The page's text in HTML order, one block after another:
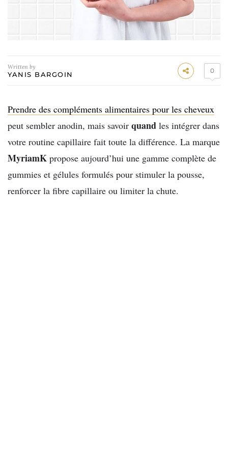
Written by
YANIS BARGOIN 0
Prendre des compléments alimentaires pour les cheveux
peut sembler anodin, mais savoir quand les intégrer dans
votre routine capillaire fait toute la différence. La marque
MyriamK propose aujourd’hui une gamme complète de
gummies et gélules formulés pour stimuler la pousse,
renforcer la fibre capillaire ou limiter la chute.